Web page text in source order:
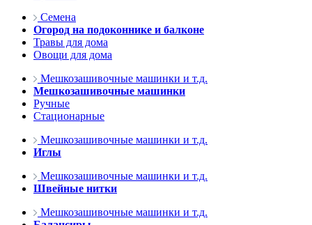
Семена
Огород на подоконнике и балконе
Травы для дома
Овощи для дома
Мешкозашивочные машинки и т.д.
Мешкозашивочные машинки
Ручные
Стационарные
Мешкозашивочные машинки и т.д.
Иглы
Мешкозашивочные машинки и т.д.
Швейные нитки
Мешкозашивочные машинки и т.д.